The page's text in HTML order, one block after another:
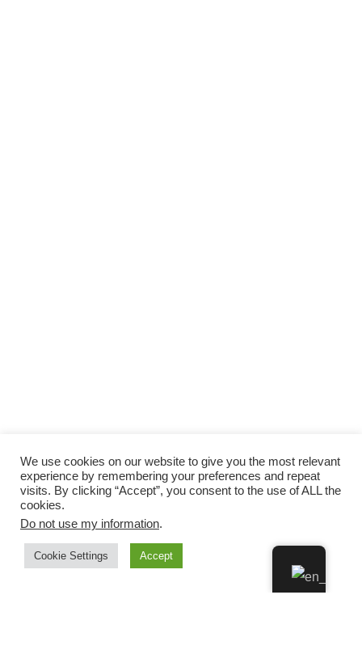
We use cookies on our website to give you the most relevant
experience by remembering your preferences and repeat
visits. By clicking “Accept”, you consent to the use of ALL the
cookies.
Do not use my information.
Cookie Settings Accept